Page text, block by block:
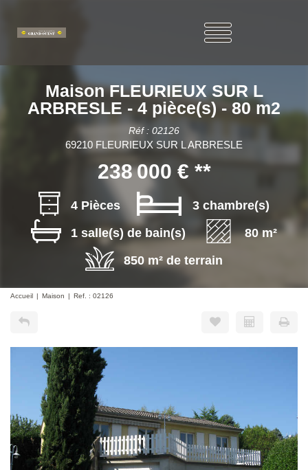
Maison FLEURIEUX SUR L
ARBRESLE - 4 pièce(s) - 80 m2
Réf : 02126
69210 FLEURIEUX SUR L ARBRESLE
238 000 € **
4 Pièces
3 chambre(s)
1 salle(s) de bain(s)
80 m²
850 m² de terrain
Accueil Maison Ref. : 02126